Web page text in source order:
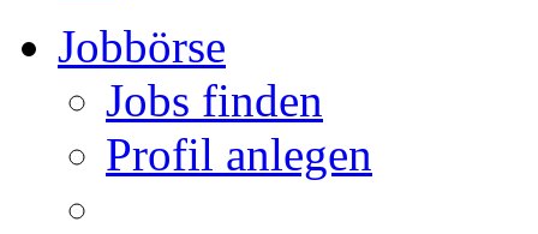
Jobbörse
Jobs finden
Profil anlegen